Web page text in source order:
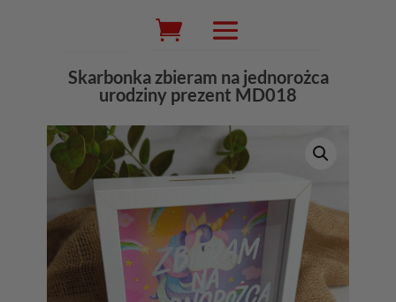
Wyszukiwarka
produktów
Skarbonka zbieram na jednorożca
urodziny prezent MD018